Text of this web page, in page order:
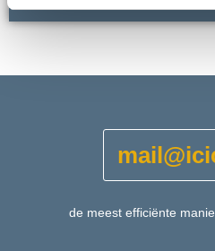
de meest efficiënte